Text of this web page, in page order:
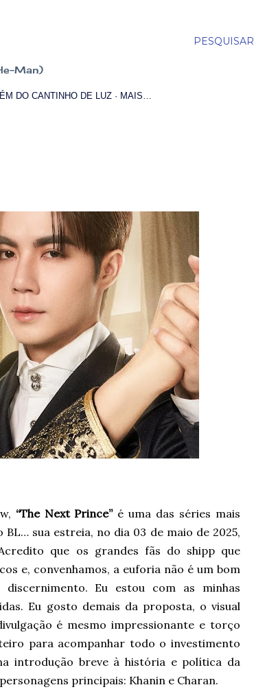
PESQUISAR
Man)
DO CANTINHO DE LUZ MAIS…
“The Next Prince”é uma das séries mais
sua estreia, no dia 03 de maio de 2025,
que os grandes fãs do shipp que
e, convenhamos, a euforia não é um bom
Eu estou com as minhas
Eu gosto demais da proposta, o visual
é mesmo impressionante e torço
para acompanhar todo o investimento
introdução breve à história e política da
principais: Khanin e Charan.